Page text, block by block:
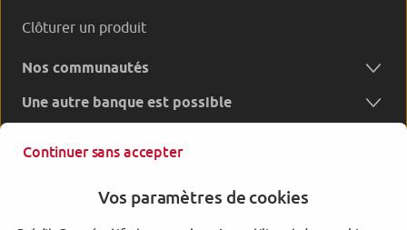
Clôturer un produit
Nos communautés
Une autre banque est possible
Continuer sans accepter
Vos paramètres de cookies